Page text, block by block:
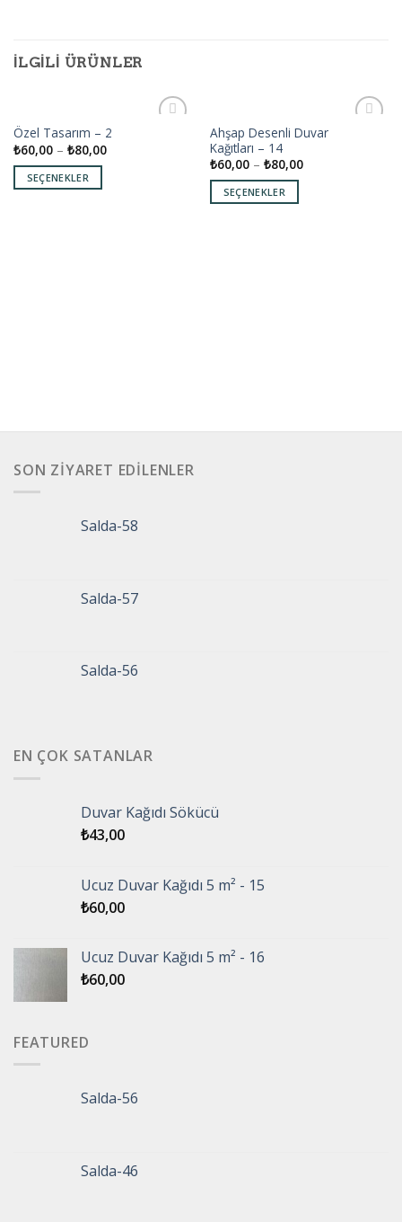
İLGILI ÜRÜNLER
Özel Tasarım – 2
₺60,00– ₺80,00
SEÇENEKLER
Ahşap Desenli Duvar
Kağıtları – 14
₺60,00– ₺80,00
SEÇENEKLER
SON ZIYARET EDILENLER
Salda-58
Salda-57
Salda-56
EN ÇOK SATANLAR
Duvar Kağıdı Sökücü
₺43,00
Ucuz Duvar Kağıdı 5 m² - 15
₺60,00
Ucuz Duvar Kağıdı 5 m² - 16
₺60,00
FEATURED
Salda-56
Salda-46